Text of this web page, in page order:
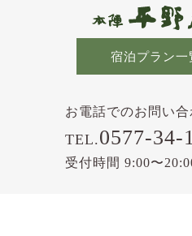
宿泊プラン一
お電話でのお問い合
TEL.0577-34-
受付時間 9:00〜